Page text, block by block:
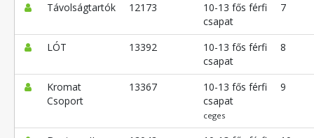
Távolságtartók 12173
10-13 fős férfi
csapat
7
LÓT 13392
10-13 fős férfi
csapat
8
Kromat
Csoport
13367
10-13 fős férfi
csapat
ceges
9